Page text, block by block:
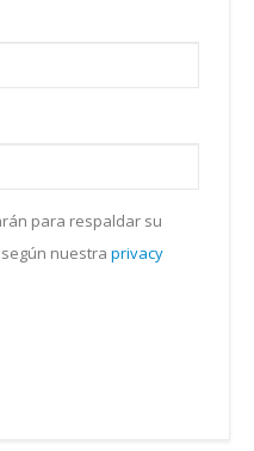
para respaldar su
nuestra privacy